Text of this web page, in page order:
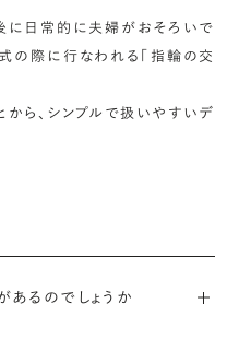
に日常的に夫婦がおそろいで
の際に行なわれる「指輪の交
ら、シンプルで扱いやすいデ
あるのでしょうか